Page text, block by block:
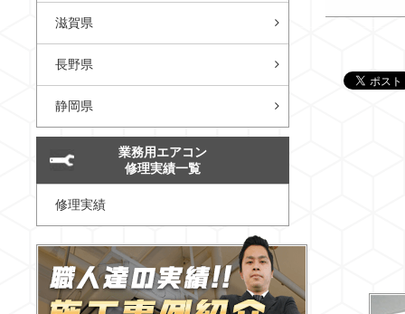
滋賀県
長野県
静岡県
業務用エアコン
修理実績一覧
修理実績